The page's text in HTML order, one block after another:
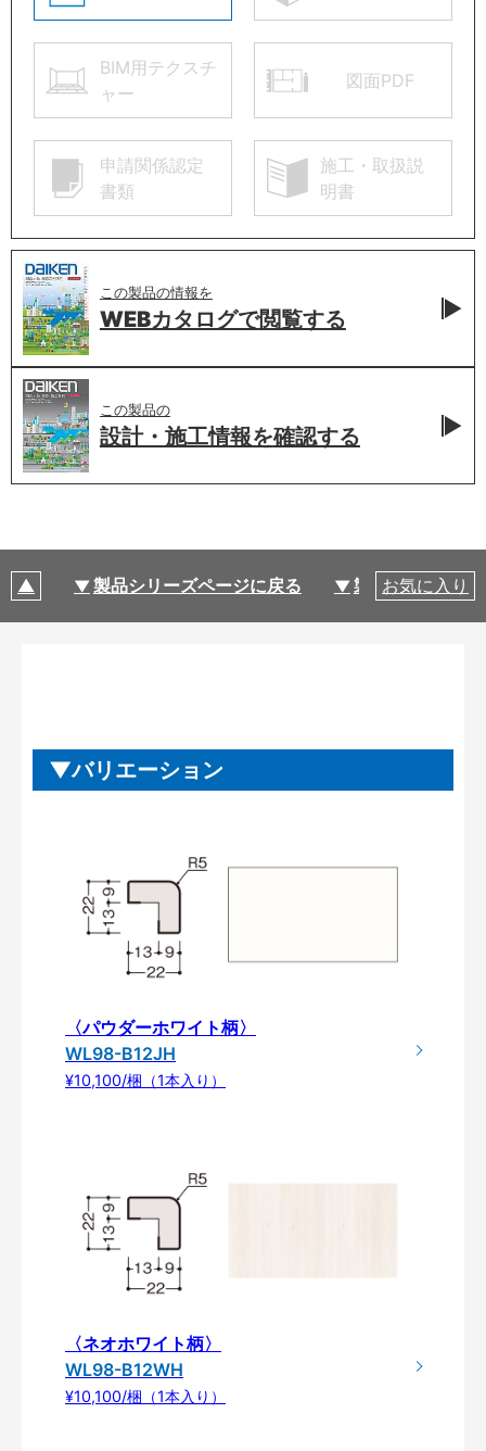
BIM用テクスチ
ャー
図面PDF
申請関係認定
書類
施工・取扱説
明書
この製品の情報を
WEBカタログで閲覧する
この製品の
設計・施工情報を確認する
製品シリーズページに戻る 製品仕様
お気に入り
バリエーション
〈パウダーホワイト柄〉
WL98-B12JH
¥10,100/梱（1本入り）
〈ネオホワイト柄〉
WL98-B12WH
¥10,100/梱（1本入り）